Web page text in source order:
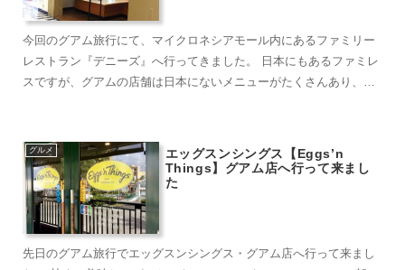
今回のグアム旅行にて、マイクロネシアモール内にあるファミリー
レストラン『デニーズ』へ行ってきました。 日本にもあるファミレ
スですが、グアムの店舗は日本にないメニューがたくさんあり、ア
グルメ
エッグスンシングス【Eggs’n
Things】グアム店へ行って来まし
た
先日のグアム旅行でエッグスンシングス・グアム店へ行って来まし